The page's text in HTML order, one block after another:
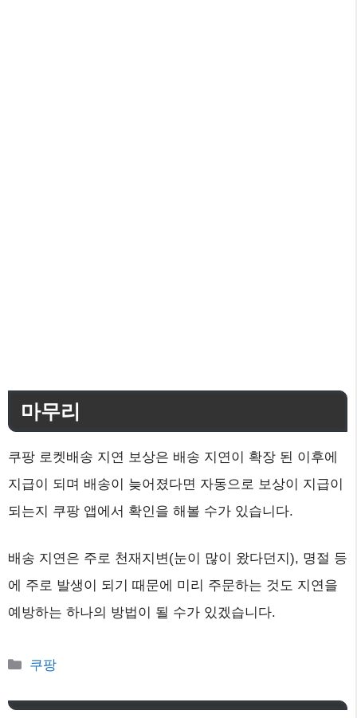
마무리
쿠팡 로켓배송 지연 보상은 배송 지연이 확장 된 이후에
지급이 되며 배송이 늦어졌다면 자동으로 보상이 지급이
되는지 쿠팡 앱에서 확인을 해볼 수가 있습니다.
배송 지연은 주로 천재지변(눈이 많이 왔다던지), 명절 등
에 주로 발생이 되기 때문에 미리 주문하는 것도 지연을
예방하는 하나의 방법이 될 수가 있겠습니다.
카
고
쿠팡